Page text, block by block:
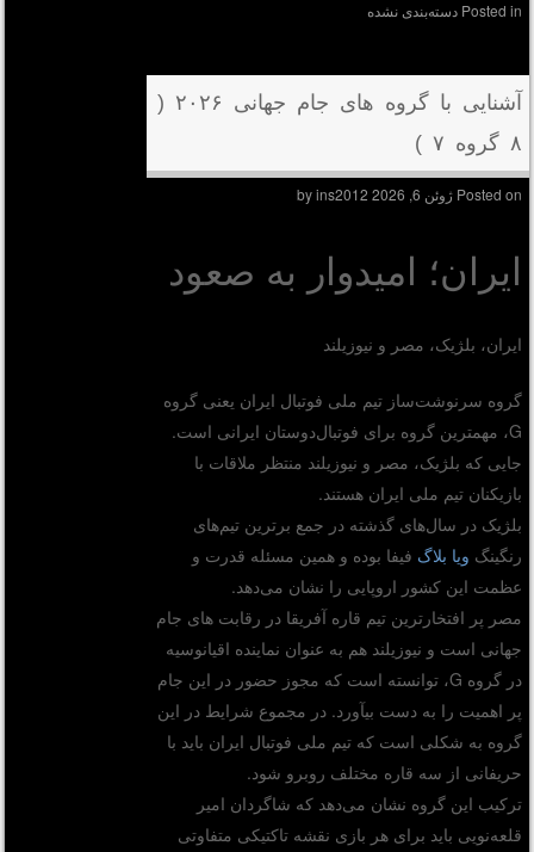
Posted inدسته‌بندی نشده
آشنایی با گروه های جام جهانی ۲۰۲۶ (
۸ گروه ۷ )
Posted onژوئن 6, 2026 by
ins2012
ایران؛ امیدوار به صعود
ایران، بلژیک، مصر و نیوزیلند
گروه سرنوشت‌ساز تیم ملی فوتبال ایران یعنی گروه
G، مهمترین گروه برای فوتبال‌دوستان ایرانی است.
جایی که بلژیک، مصر و نیوزیلند منتظر ملاقات با
بازیکنان تیم ملی ایران هستند.
بلژیک در سال‌های گذشته در جمع برترین تیم‌های
رنگینگویا بلاگفیفا بوده و همین مسئله قدرت و
عظمت این کشور اروپایی را نشان می‌دهد.
مصر پر افتخارترین تیم قاره آفریقا در رقابت های جام
جهانی است و نیوزیلند هم به عنوان نماینده اقیانوسیه
در گروه G، توانسته است که مجوز حضور در این جام
پر اهمیت را به دست بیآورد. در مجموع شرایط در این
گروه به شکلی است که تیم ملی فوتبال ایران باید با
حریفانی از سه قاره مختلف روبرو شود.
ترکیب این گروه نشان می‌دهد که شاگردان امیر
قلعه‌نویی باید برای هر بازی نقشه تاکتیکی متفاوتی